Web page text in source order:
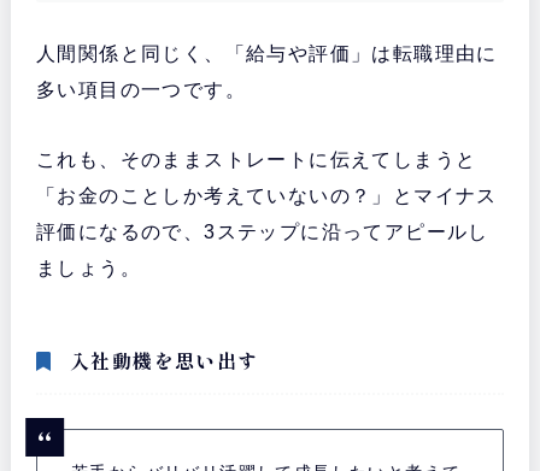
人間関係と同じく、「給与や評価」は転職理由に
多い項目の一つです。
これも、そのままストレートに伝えてしまうと
「お金のことしか考えていないの？」とマイナス
評価になるので、3ステップに沿ってアピールし
ましょう。
入社動機を思い出す